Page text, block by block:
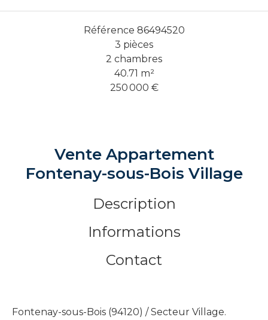
Référence 86494520
3 pièces
2 chambres
40.71 m²
250 000 €
Vente Appartement
Fontenay-sous-Bois Village
Description
Informations
Contact
Fontenay-sous-Bois (94120) / Secteur Village.